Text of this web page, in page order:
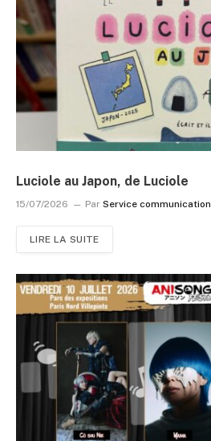
Luciole au Japon, de Luciole
15/07/2026 Par Service communication
LIRE LA SUITE